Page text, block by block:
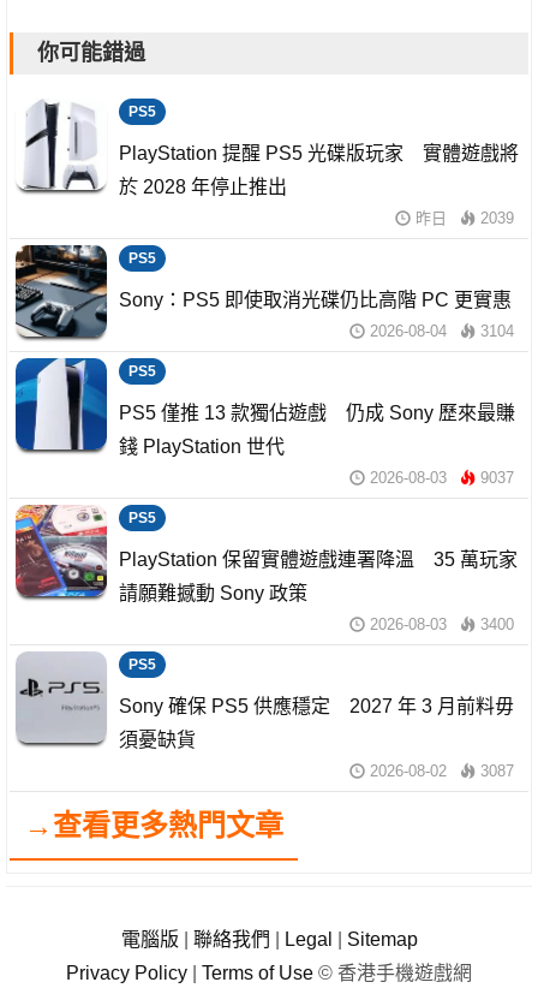
你可能錯過
PS5
PlayStation 提醒 PS5 光碟版玩家 實體遊戲將
於 2028 年停止推出
昨日 2039
PS5
Sony：PS5 即使取消光碟仍比高階 PC 更實惠
2026-08-04 3104
PS5
PS5 僅推 13 款獨佔遊戲 仍成 Sony 歷來最賺
錢 PlayStation 世代
2026-08-03 9037
PS5
PlayStation 保留實體遊戲連署降溫 35 萬玩家
請願難撼動 Sony 政策
2026-08-03 3400
PS5
Sony 確保 PS5 供應穩定 2027 年 3 月前料毋
須憂缺貨
2026-08-02 3087
→查看更多熱門文章
電腦版 聯絡我們 Legal
Sitemap
Privacy Policy
Terms of Use © 香港手機遊戲網